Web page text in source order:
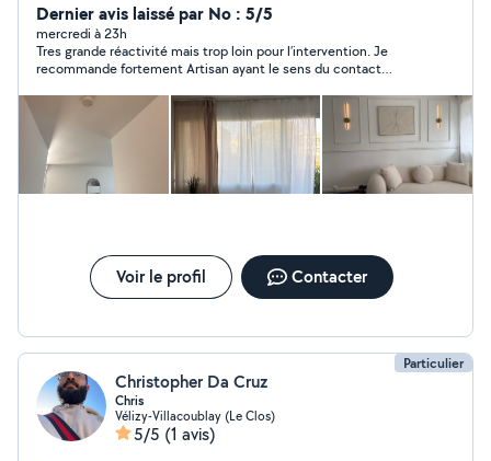
client. Je suis à votre service à tout moment. N'hésitez
pas à nous contacter. Je travaille dans toute l'île de
France disponible 7j/7. cordialement À votre service.
24/24 7j/7 -enduits / peinture intérieure murs / plafonds
- bricolage ( installation étagères, luminaire,meubles,
pose cuisine/salle de bains, miroirs, électroménager /
découpe plan travail, pose Tv , moulures etc -
installation de meubles( montage compris) -électricité -
petite plomberie ( installation évier , robinetterie,
Dernier avis laissé par No : 5/5
mercredi à 23h
Tres grande réactivité mais trop loin pour l’intervention. Je
recommande fortement Artisan ayant le sens du contact
Voir le profil Contacter
Particulier
Christopher Da Cruz
Chris
Vélizy-Villacoublay (Le Clos)
5/5 (1 avis)